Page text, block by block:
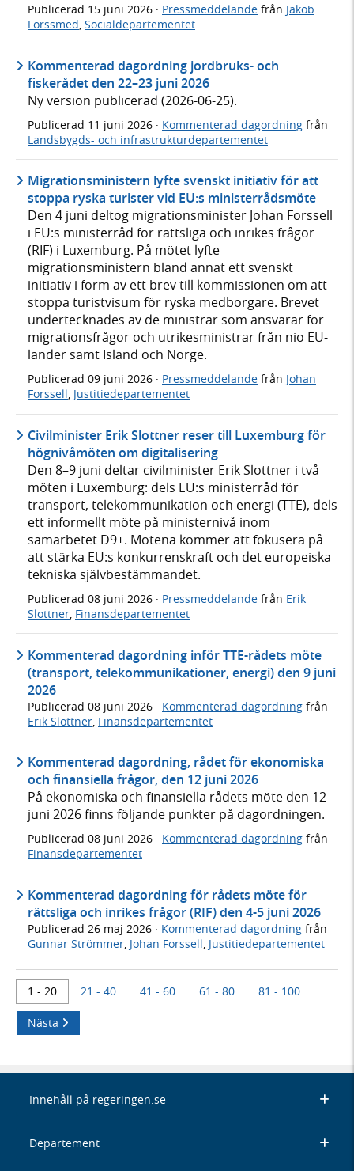
Publicerad 15 juni 2026 · Pressmeddelande från Jakob
Forssmed, Socialdepartementet
Kommenterad dagordning jordbruks- och
fiskerådet den 22–23 juni 2026
Ny version publicerad (2026-06-25).
Publicerad 11 juni 2026 · Kommenterad dagordning från
Landsbygds- och infrastrukturdepartementet
Migrationsministern lyfte svenskt initiativ för att
stoppa ryska turister vid EU:s ministerrådsmöte
Den 4 juni deltog migrationsminister Johan Forssell
i EU:s ministerråd för rättsliga och inrikes frågor
(RIF) i Luxemburg. På mötet lyfte
migrationsministern bland annat ett svenskt
initiativ i form av ett brev till kommissionen om att
stoppa turistvisum för ryska medborgare. Brevet
undertecknades av de ministrar som ansvarar för
migrationsfrågor och utrikesministrar från nio EU-
länder samt Island och Norge.
Publicerad 09 juni 2026 · Pressmeddelande från Johan
Forssell, Justitiedepartementet
Civilminister Erik Slottner reser till Luxemburg för
högnivåmöten om digitalisering
Den 8–9 juni deltar civilminister Erik Slottner i två
möten i Luxemburg: dels EU:s ministerråd för
transport, telekommunikation och energi (TTE), dels
ett informellt möte på ministernivå inom
samarbetet D9+. Mötena kommer att fokusera på
att stärka EU:s konkurrenskraft och det europeiska
tekniska självbestämmandet.
Publicerad 08 juni 2026 · Pressmeddelande från Erik
Slottner, Finansdepartementet
Kommenterad dagordning inför TTE-rådets möte
(transport, telekommunikationer, energi) den 9 juni
2026
Publicerad 08 juni 2026 · Kommenterad dagordning från
Erik Slottner Finansdepartementet
Kommenterad dagordning, rådet för ekonomiska
och finansiella frågor, den 12 juni 2026
På ekonomiska och finansiella rådets möte den 12
juni 2026 finns följande punkter på dagordningen.
Publicerad 08 juni 2026 · Kommenterad dagordning från
Finansdepartementet
Kommenterad dagordning för rådets möte för
rättsliga och inrikes frågor (RIF) den 4-5 juni 2026
Publicerad 26 maj 2026 · Kommenterad dagordning från
Gunnar Strömmer, Johan Forssell, Justitiedepartementet
1 - 20 21 - 40 41 - 60 61 - 80 81 - 100
Nästa
Innehåll på regeringen.se
Departement